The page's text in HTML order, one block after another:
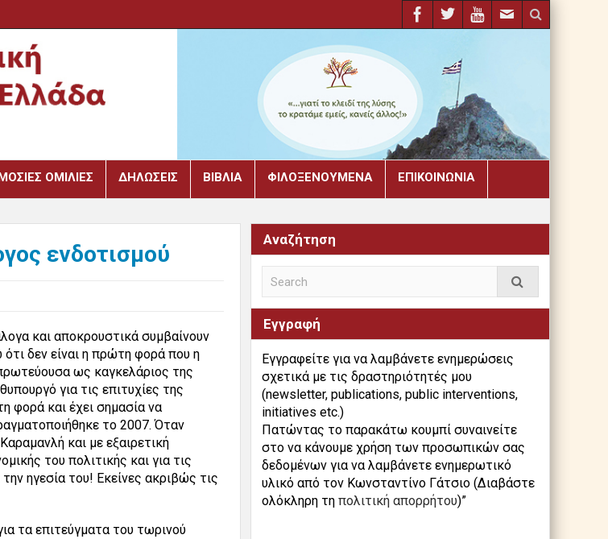
ΟΜΙΛΊΕΣ ΔΗΛΏΣΕΙΣ ΒΙΒΛΙΑ ΦΙΛΟΞΕΝΟΎΜΕΝΑ ΕΠΙΚΟΙΝΩΝΊΑ
ενδοτισμού
και αποκρουστικά συμβαίνουν
δεν είναι η πρώτη φορά που η
ως καγκελάριος της
για τις επιτυχίες της
φορά και έχει σημασία να
το 2007. Όταν
και με εξαιρετική
του πολιτικής και για τις
ηγεσία του! Εκείνες ακριβώς τις
τα επιτεύγματα του τωρινού
Αναζήτηση
Εγγραφή
Εγγραφείτε για να λαμβάνετε ενημερώσεις
σχετικά με τις δραστηριότητές μου
(newsletter, publications, public interventions,
initiatives etc.)
Πατώντας το παρακάτω κουμπί συναινείτε
στο να κάνουμε χρήση των προσωπικών σας
δεδομένων για να λαμβάνετε ενημερωτικό
υλικό από τον Κωνσταντίνο Γάτσιο (Διαβάστε
ολόκληρη τη πολιτική απορρήτου)”